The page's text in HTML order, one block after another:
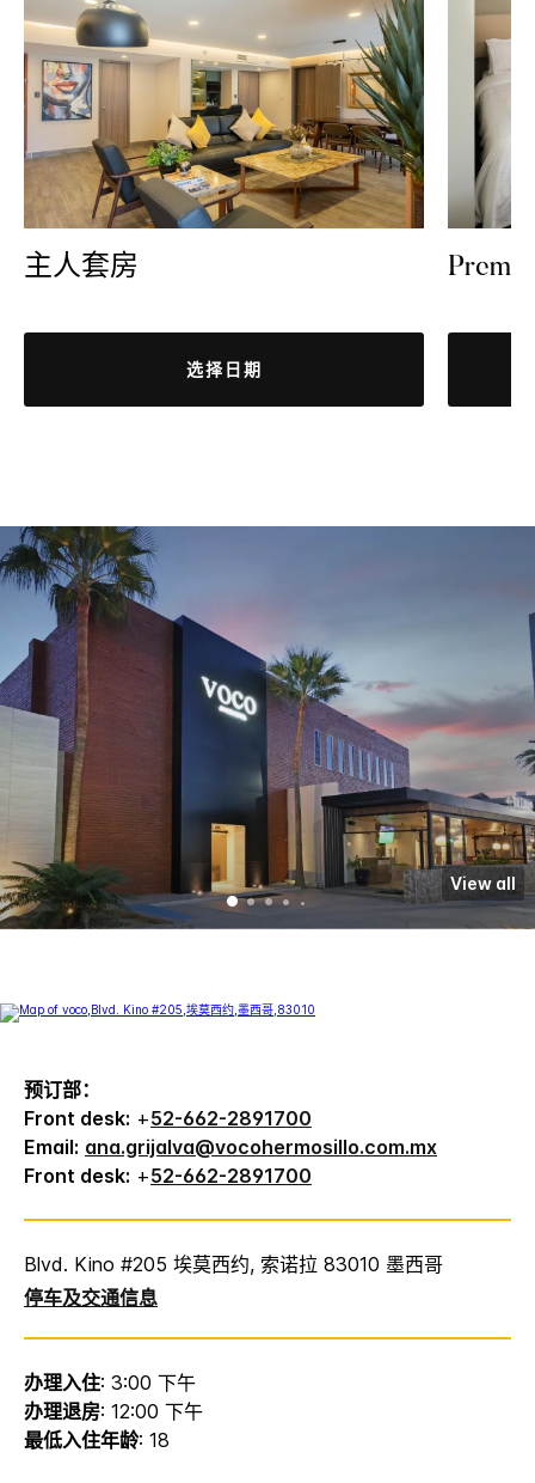
主人套房
选择日期
View all
预订部：
Front desk: +52-662-2891700
Email: ana.grijalva@vocohermosillo.com.mx
Front desk: +52-662-2891700
Blvd. Kino #205 埃莫西约, 索诺拉 83010 墨西哥
停车及交通信息
办理入住: 3:00 下午
办理退房: 12:00 下午
最低入住年龄: 18